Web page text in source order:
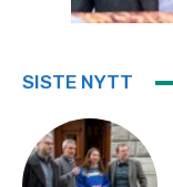
SISTE NYTT